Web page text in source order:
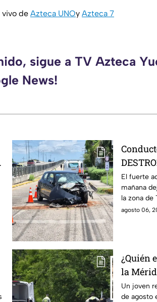
de Azteca UNOy Azteca 7
sigue a TV Azteca
News!
Mérida
El fuerte
mañana
la zona
los
agosto 06,
¿Quién
la
Un joven
de agosto